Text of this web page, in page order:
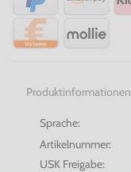
Produktinformationen
Sprache:
Artikelnummer:
USK Freigabe: